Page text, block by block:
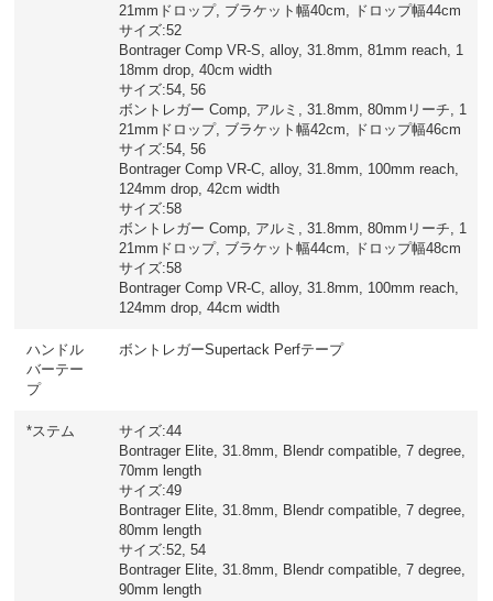
21mmドロップ, ブラケット幅40cm, ドロップ幅44cm
サイズ:52
Bontrager Comp VR-S, alloy, 31.8mm, 81mm reach, 1
18mm drop, 40cm width
サイズ:54, 56
ボントレガー Comp, アルミ, 31.8mm, 80mmリーチ, 1
21mmドロップ, ブラケット幅42cm, ドロップ幅46cm
サイズ:54, 56
Bontrager Comp VR-C, alloy, 31.8mm, 100mm reach,
124mm drop, 42cm width
サイズ:58
ボントレガー Comp, アルミ, 31.8mm, 80mmリーチ, 1
21mmドロップ, ブラケット幅44cm, ドロップ幅48cm
サイズ:58
Bontrager Comp VR-C, alloy, 31.8mm, 100mm reach,
124mm drop, 44cm width
ハンドル
バーテー
プ
ボントレガーSupertack Perfテープ
*ステム
サイズ:44
Bontrager Elite, 31.8mm, Blendr compatible, 7 degree,
70mm length
サイズ:49
Bontrager Elite, 31.8mm, Blendr compatible, 7 degree,
80mm length
サイズ:52, 54
Bontrager Elite, 31.8mm, Blendr compatible, 7 degree,
90mm length